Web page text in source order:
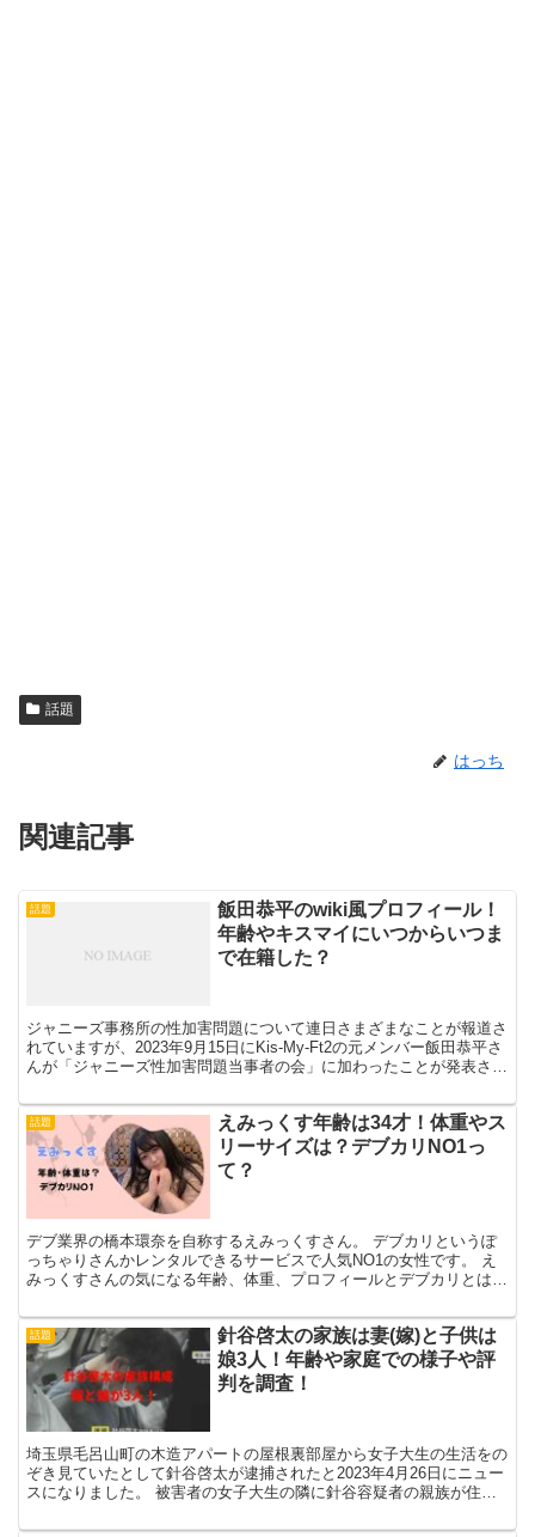
話題
はっち
関連記事
話題
飯田恭平のwiki風プロフィール！
年齢やキスマイにいつからいつま
で在籍した？
ジャニーズ事務所の性加害問題について連日さまざまなことが報道さ
れていますが、2023年9月15日にKis-My-Ft2の元メンバー飯田恭平さ
んが「ジャニーズ性加害問題当事者の会」に加わったことが発表され
話題
えみっくす年齢は34才！体重やス
リーサイズは？デブカリNO1っ
て？
デブ業界の橋本環奈を自称するえみっくすさん。 デブカリというぽ
っちゃりさんかレンタルできるサービスで人気NO1の女性です。 え
みっくすさんの気になる年齢、体重、プロフィールとデブカリとは
話題
針谷啓太の家族は妻(嫁)と子供は
娘3人！年齢や家庭での様子や評
判を調査！
埼玉県毛呂山町の木造アパートの屋根裏部屋から女子大生の生活をの
ぞき見ていたとして針谷啓太が逮捕されたと2023年4月26日にニュー
スになりました。 被害者の女子大生の隣に針谷容疑者の親族が住ん